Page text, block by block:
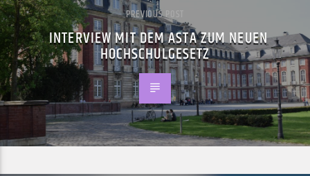
PREVIOUS POST
INTERVIEW MIT DEM ASTA ZUM NEUEN
HOCHSCHULGESETZ